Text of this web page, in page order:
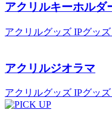
アクリルキーホルダ
アクリルグッズ IPグッズ
アクリルジオラマ
アクリルグッズ IPグッズ